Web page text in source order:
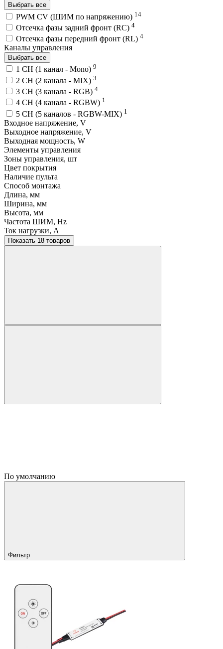
Выбрать все
PWM СV (ШИМ по напряжению) 14
Отсечка фазы задний фронт (RC) 4
Отсечка фазы передний фронт (RL) 4
Каналы управления
Выбрать все
1 CH (1 канал - Mono) 9
2 CH (2 канала - MIX) 3
3 CH (3 канала - RGB) 4
4 CH (4 канала - RGBW) 1
5 CH (5 каналов - RGBW-MIX) 1
Входное напряжение, V
Выходное напряжение, V
Выходная мощность, W
Элементы управления
Зоны управления, шт
Цвет покрытия
Наличие пульта
Способ монтажа
Длина, мм
Ширина, мм
Высота, мм
Частота ШИМ, Hz
Ток нагрузки, A
Показать 18 товаров
По умолчанию
Фильтр